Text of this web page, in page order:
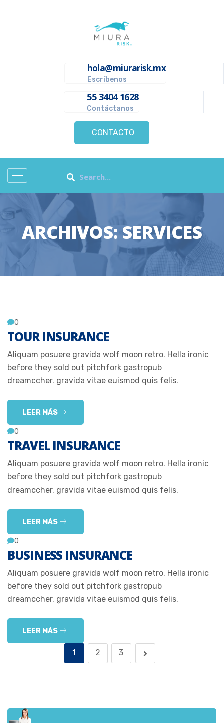
hola@miurarisk.mx
Escríbenos
55 3404 1628
Contáctanos
CONTACTO
ARCHIVOS:SERVICES
0
TOUR INSURANCE
Aliquam posuere gravida wolf moon retro. Hella ironic
before they sold out pitchfork gastropub
dreamccher. gravida vitae euismod quis felis.
LEER MÁS
0
TRAVEL INSURANCE
Aliquam posuere gravida wolf moon retro. Hella ironic
before they sold out pitchfork gastropub
dreamccher. gravida vitae euismod quis felis.
LEER MÁS
0
BUSINESS INSURANCE
Aliquam posuere gravida wolf moon retro. Hella ironic
before they sold out pitchfork gastropub
dreamccher. gravida vitae euismod quis felis.
LEER MÁS
1 2 3